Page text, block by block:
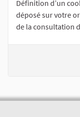
Définition d’un
déposé sur votre
de la consultation